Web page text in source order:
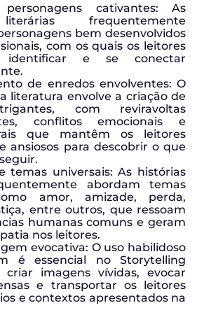
cativantes: As
frequentemente
bem desenvolvidos
com os quais os leitores
e se conectar
de enredos envolventes: O
literatura envolve a criação de
com reviravoltas
conflitos emocionais e
que mantêm os leitores
ansiosos para descobrir o que
temas universais: As histórias
abordam temas
amor, amizade, perda,
entre outros, que ressoam
humanas comuns e geram
nos leitores.
evocativa: O uso habilidoso
é essencial no Storytelling
criar imagens vívidas, evocar
e transportar os leitores
e contextos apresentados na